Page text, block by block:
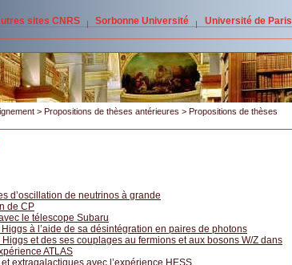
sites CNRS Sorbonne Université Université de Paris
> Propositions de thèses antérieures > Propositions de thèses
d’oscillation de neutrinos à grande
de CP
le télescope Subaru
à l’aide de sa désintégration en paires de photons
et des ses couplages au fermions et aux bosons W/Z dans
ATLAS
extragalactiques avec l’expérience HESS